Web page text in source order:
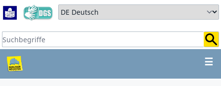
Zum Hauptbereich springen
Zum Hauptmenü springen
Sprache auswählen:
Suchbegriffe:
☰
ZUM HAUPTBEREICH